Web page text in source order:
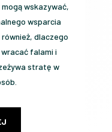
wskazywać,
wsparcia
dlaczego
falami i
stratę w